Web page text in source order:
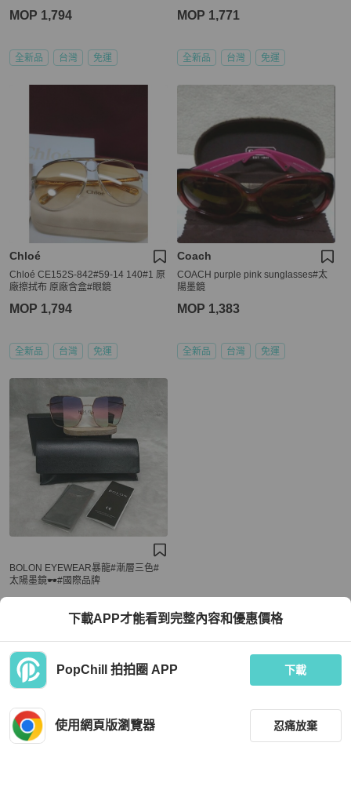
MOP 1,794
全新品 台灣 免運
MOP 1,771
全新品 台灣 免運
Chloé
Chloé CE152S-842#59-14 140#1 原
廠擦拭布 原廠含盒#眼鏡
MOP 1,794
全新品 台灣 免運
Coach
COACH purple pink sunglasses#太
陽墨鏡
MOP 1,383
全新品 台灣 免運
BOLON EYEWEAR暴龍#漸層三色#
太陽墨鏡🕶️#國際品牌
全新品 台灣 免運
下載APP才能看到完整內容和優惠價格
PopChill 拍拍圈 APP 下載
使用網頁版瀏覽器 忍痛放棄